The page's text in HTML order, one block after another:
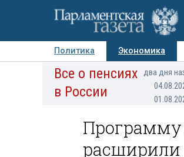
Политика Экономика
Авторы Персоны
Все о пенсиях
в России
два дня
Программу
расширили